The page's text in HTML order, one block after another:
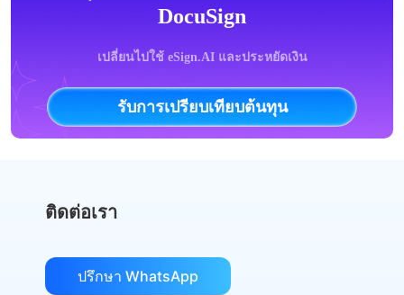
DocuSign
เปลี่ยนไปใช้ eSign.AI และประหยัดเงิน
รับการเปรียบเทียบต้นทุน
ติดต่อเรา
ปรึกษา WhatsApp